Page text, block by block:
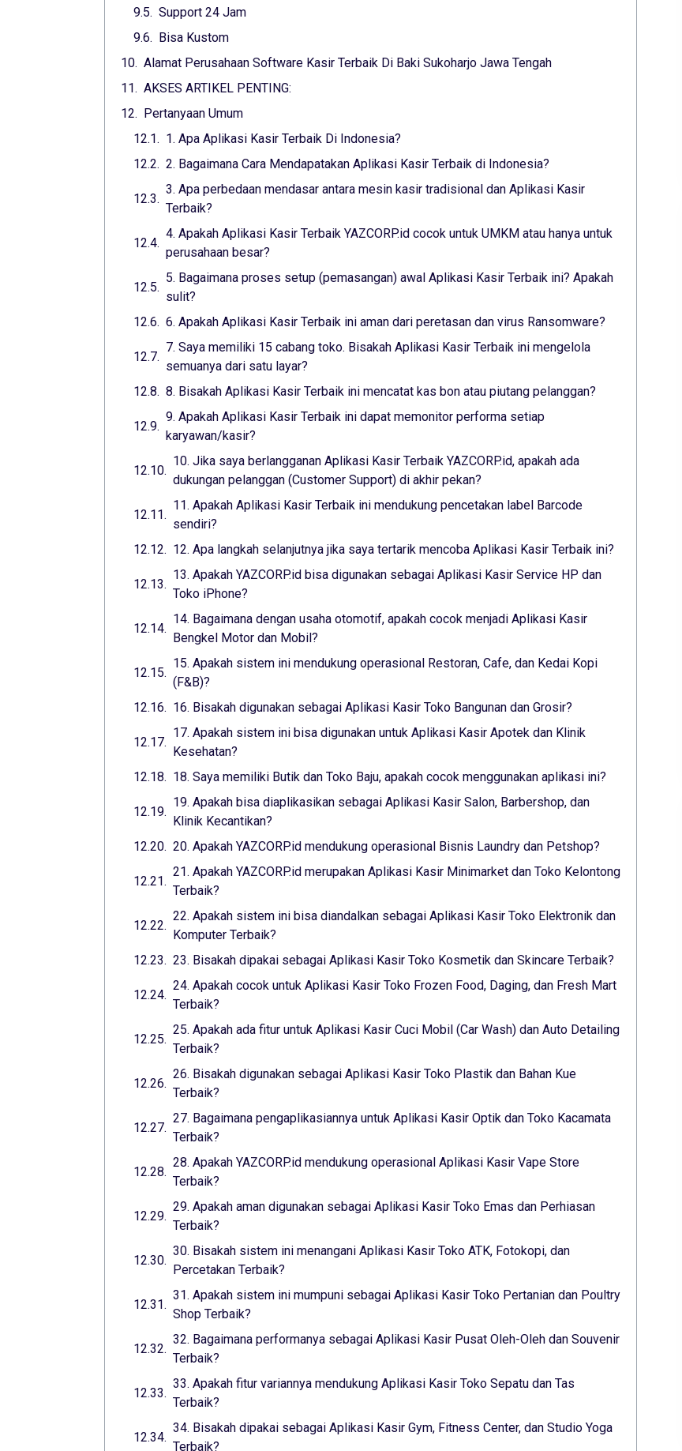
Support 24 Jam
Bisa Kustom
Alamat Perusahaan Software Kasir Terbaik Di Baki Sukoharjo Jawa Tengah
AKSES ARTIKEL PENTING:
Pertanyaan Umum
1. Apa Aplikasi Kasir Terbaik Di Indonesia?
2. Bagaimana Cara Mendapatakan Aplikasi Kasir Terbaik di Indonesia?
3. Apa perbedaan mendasar antara mesin kasir tradisional dan Aplikasi Kasir
Terbaik?
4. Apakah Aplikasi Kasir Terbaik YAZCORP.id cocok untuk UMKM atau hanya untuk
perusahaan besar?
5. Bagaimana proses setup (pemasangan) awal Aplikasi Kasir Terbaik ini? Apakah
sulit?
6. Apakah Aplikasi Kasir Terbaik ini aman dari peretasan dan virus Ransomware?
7. Saya memiliki 15 cabang toko. Bisakah Aplikasi Kasir Terbaik ini mengelola
semuanya dari satu layar?
8. Bisakah Aplikasi Kasir Terbaik ini mencatat kas bon atau piutang pelanggan?
9. Apakah Aplikasi Kasir Terbaik ini dapat memonitor performa setiap
karyawan/kasir?
10. Jika saya berlangganan Aplikasi Kasir Terbaik YAZCORP.id, apakah ada
dukungan pelanggan (Customer Support) di akhir pekan?
11. Apakah Aplikasi Kasir Terbaik ini mendukung pencetakan label Barcode
sendiri?
12. Apa langkah selanjutnya jika saya tertarik mencoba Aplikasi Kasir Terbaik ini?
13. Apakah YAZCORP.id bisa digunakan sebagai Aplikasi Kasir Service HP dan
Toko iPhone?
14. Bagaimana dengan usaha otomotif, apakah cocok menjadi Aplikasi Kasir
Bengkel Motor dan Mobil?
15. Apakah sistem ini mendukung operasional Restoran, Cafe, dan Kedai Kopi
(F&B)?
16. Bisakah digunakan sebagai Aplikasi Kasir Toko Bangunan dan Grosir?
17. Apakah sistem ini bisa digunakan untuk Aplikasi Kasir Apotek dan Klinik
Kesehatan?
18. Saya memiliki Butik dan Toko Baju, apakah cocok menggunakan aplikasi ini?
19. Apakah bisa diaplikasikan sebagai Aplikasi Kasir Salon, Barbershop, dan
Klinik Kecantikan?
20. Apakah YAZCORP.id mendukung operasional Bisnis Laundry dan Petshop?
21. Apakah YAZCORP.id merupakan Aplikasi Kasir Minimarket dan Toko Kelontong
Terbaik?
22. Apakah sistem ini bisa diandalkan sebagai Aplikasi Kasir Toko Elektronik dan
Komputer Terbaik?
23. Bisakah dipakai sebagai Aplikasi Kasir Toko Kosmetik dan Skincare Terbaik?
24. Apakah cocok untuk Aplikasi Kasir Toko Frozen Food, Daging, dan Fresh Mart
Terbaik?
25. Apakah ada fitur untuk Aplikasi Kasir Cuci Mobil (Car Wash) dan Auto Detailing
Terbaik?
26. Bisakah digunakan sebagai Aplikasi Kasir Toko Plastik dan Bahan Kue
Terbaik?
27. Bagaimana pengaplikasiannya untuk Aplikasi Kasir Optik dan Toko Kacamata
Terbaik?
28. Apakah YAZCORP.id mendukung operasional Aplikasi Kasir Vape Store
Terbaik?
29. Apakah aman digunakan sebagai Aplikasi Kasir Toko Emas dan Perhiasan
Terbaik?
30. Bisakah sistem ini menangani Aplikasi Kasir Toko ATK, Fotokopi, dan
Percetakan Terbaik?
31. Apakah sistem ini mumpuni sebagai Aplikasi Kasir Toko Pertanian dan Poultry
Shop Terbaik?
32. Bagaimana performanya sebagai Aplikasi Kasir Pusat Oleh-Oleh dan Souvenir
Terbaik?
33. Apakah fitur variannya mendukung Aplikasi Kasir Toko Sepatu dan Tas
Terbaik?
34. Bisakah dipakai sebagai Aplikasi Kasir Gym, Fitness Center, dan Studio Yoga
Terbaik?